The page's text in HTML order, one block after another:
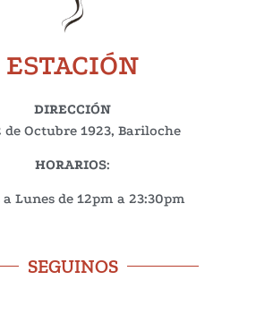
ESTACIÓN
DIRECCIÓN
de Octubre 1923, Bariloche
HORARIOS:
a Lunes de 12pm a 23:30pm
SEGUINOS